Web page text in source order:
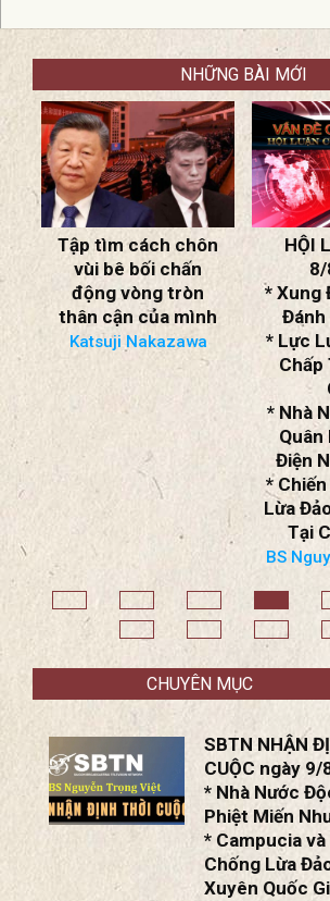
NHỮNG BÀI MỚI
Tập tìm cách chôn
vùi bê bối chấn
động vòng tròn
thân cận của mình
Katsuji Nakazawa
HỘI
* Xung
Đánh
* Lực
Chấp
* Nhà
Quân
Điện
*
Lừa
Tại
BS
CHUYÊN MỤC
SBTN NHẬN
CUỘC ngày
* Nhà Nước
Phiệt Miến
* Campucia
Chống Lừa
Xuyên Quốc